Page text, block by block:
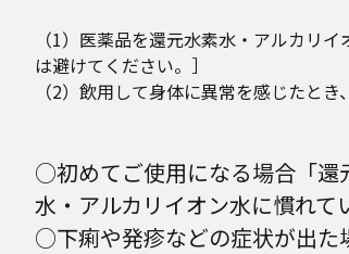
（1）医薬品を還元水素水・アルカリ
は避けてください。］
（2）飲用して身体に異常を感じたと
○初めてご使用になる場合「還
水・アルカリイオン水に慣れて
○下痢や発疹などの症状が出た